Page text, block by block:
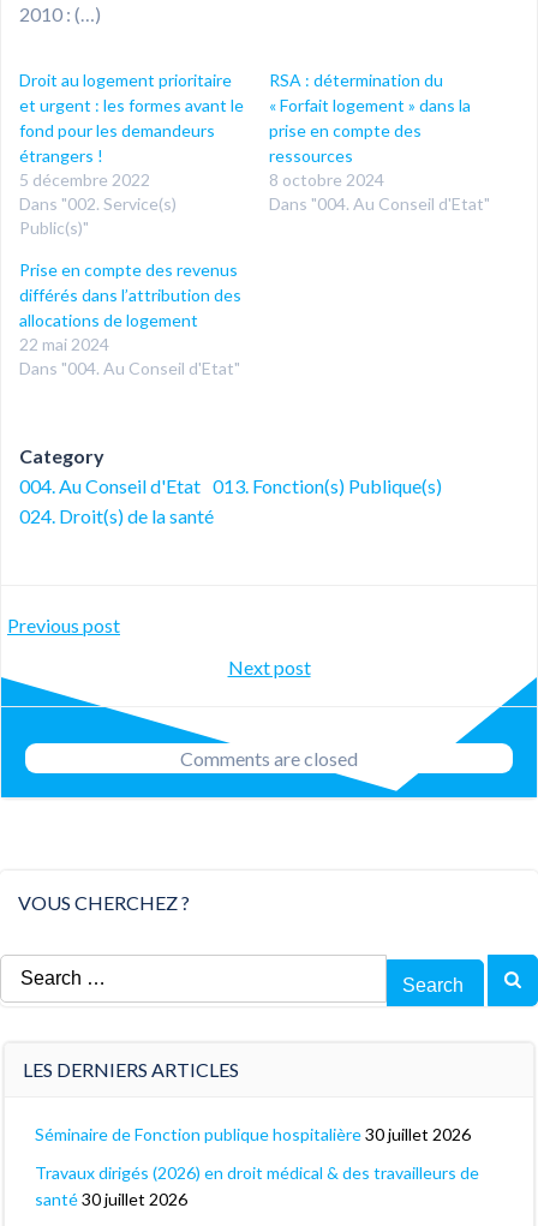
2010 : (…)
Droit au logement prioritaire
et urgent : les formes avant le
fond pour les demandeurs
étrangers !
5 décembre 2022
Dans "002. Service(s)
Public(s)"
RSA : détermination du
« Forfait logement » dans la
prise en compte des
ressources
8 octobre 2024
Dans "004. Au Conseil d'Etat"
Prise en compte des revenus
différés dans l’attribution des
allocations de logement
22 mai 2024
Dans "004. Au Conseil d'Etat"
Category
004. Au Conseil d'Etat 013. Fonction(s) Publique(s)
024. Droit(s) de la santé
Post
navigation
Previous post
Post
navigation
Next post
Comments are closed
VOUS CHERCHEZ ?
Search
for:
LES DERNIERS ARTICLES
Séminaire de Fonction publique hospitalière30 juillet 2026
Travaux dirigés (2026) en droit médical & des travailleurs de
santé30 juillet 2026